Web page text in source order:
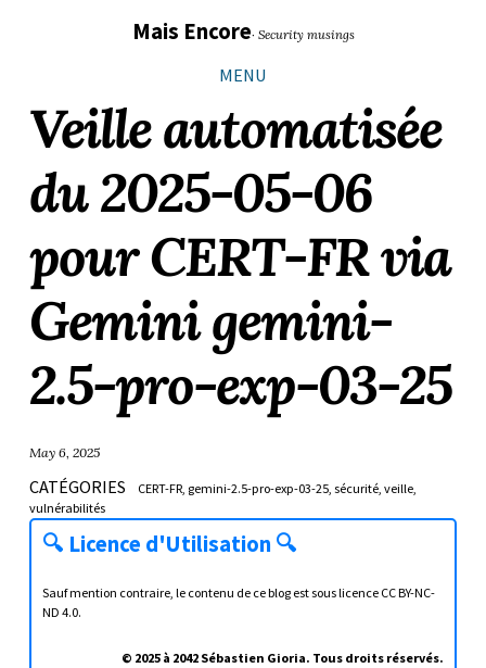
principale
page
Mais Encore· Security musings
MENU
Veille automatisée
du 2025-05-06
pour CERT-FR via
Gemini gemini-
2.5-pro-exp-03-25
May 6, 2025
CATÉGORIES CERT-FR gemini-2.5-pro-exp-03-25 sécurité veille
vulnérabilités
🔍 Licence d'Utilisation 🔍
Sauf mention contraire, le contenu de ce blog est sous licence CC BY-NC-
ND 4.0.
© 2025 à 2042 Sébastien Gioria. Tous droits réservés.